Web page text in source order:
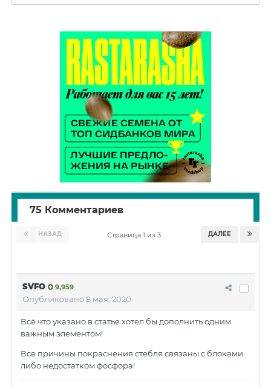
75 Комментариев
НАЗАД ДАЛЕЕ
Страница 1 из 3
SVFO 9,959
Опубликовано8 мая, 2020
Всё что указано в статье хотел бы дополнить одним
важным элементом!
Все причины покраснения стебля связаны с блоками
либо недостатком фосфора!